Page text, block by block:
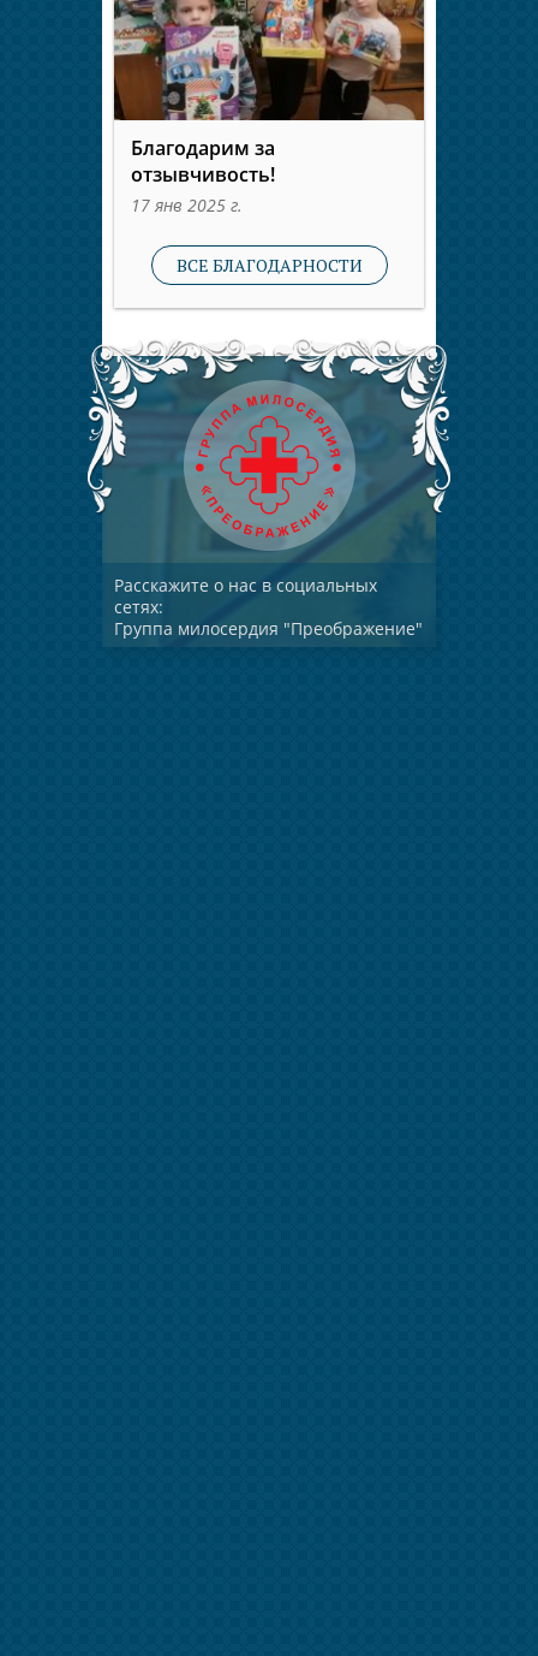
Благодарим за
отзывчивость!
17 янв 2025 г.
ВСЕ БЛАГОДАРНОСТИ
Расскажите о нас в социальных
сетях:
Группа милосердия "Преображение"